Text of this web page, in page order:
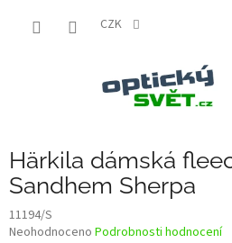
CZK
Härkila dámská
Sandhem Sherpa
11194/S
Průměrné
Neohodnoceno Podrobnosti hodnocení